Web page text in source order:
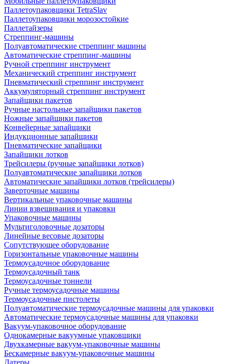
Паллетоупаковщики TetraSlav
Паллетоупаковщики морозостойкие
Паллетайзеры
Стреппинг-машины
Полуавтоматические стреппинг машины
Автоматические стреппинг-машины
Ручной стреппинг инструмент
Механический стреппинг инструмент
Пневматический стреппинг инструмент
Аккумуляторный стреппинг инструмент
Запайщики пакетов
Ручные настольные запайщики пакетов
Ножные запайщики пакетов
Конвейерные запайщики
Индукционные запайщики
Пневматические запайщики
Запайщики лотков
Трейсилеры (ручные запайщики лотков)
Полуавтоматические запайщики лотков
Автоматические запайщики лотков (трейсилеры)
Заверточные машины
Вертикальные упаковочные машины
Линии взвешивания и упаковки
Упаковочные машины
Мультиголовочные дозаторы
Линейные весовые дозаторы
Сопутствующее оборудование
Горизонтальные упаковочные машины
Термоусадочное оборудование
Термоусадочный танк
Термоусадочные тоннели
Ручные термоусадочные машины
Термоусадочные пистолеты
Полуавтоматические термоусадочные машины для упаковки
Автоматические термоусадочные машины для упаковки
Вакуум-упаковочное оборудование
Однокамерные вакуумные упаковщики
Двухкамерные вакуум-упаковочные машины
Бескамерные вакуум-упаковочные машины
Датеры